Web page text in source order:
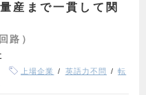
産まで一貫して関
路）
上場企業 英語力不問
転